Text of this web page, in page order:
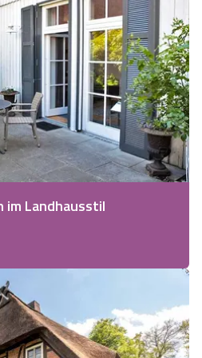
im Landhausstil